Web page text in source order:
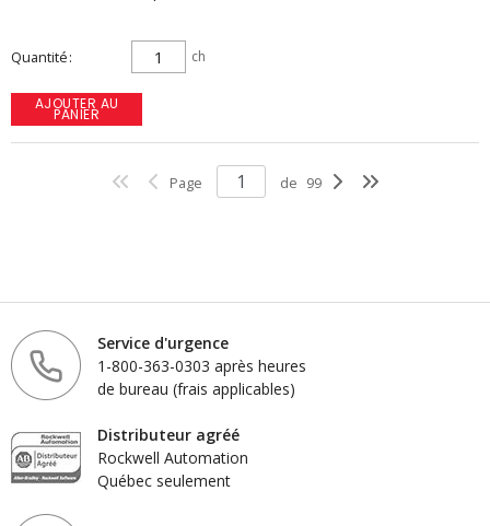
Quantité ch
AJOUTER AU
PANIER
Page de 99
Service d'urgence
1-800-363-0303 après heures
de bureau (frais applicables)
Distributeur agréé
Rockwell Automation
Québec seulement